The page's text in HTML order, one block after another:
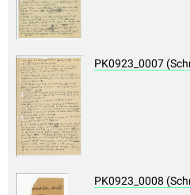
PK0923_0007
PK0923_0008